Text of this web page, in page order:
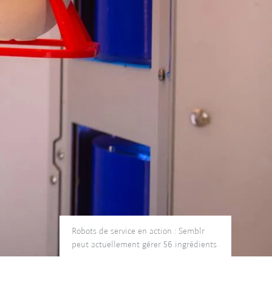
Robots de service en action : Semblr
peut actuellement gérer 56 ingrédients